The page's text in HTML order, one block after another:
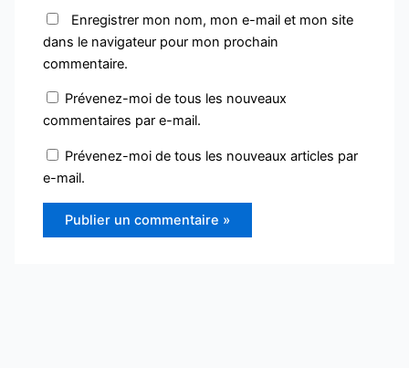
Enregistrer mon nom, mon e-mail et mon site
dans le navigateur pour mon prochain
commentaire.
Prévenez-moi de tous les nouveaux
commentaires par e-mail.
Prévenez-moi de tous les nouveaux articles par
e-mail.